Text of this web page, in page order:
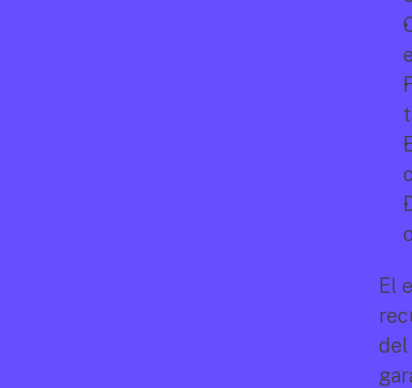
El
del